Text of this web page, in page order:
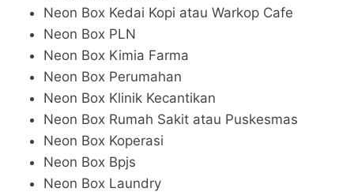
Neon Box Kedai Kopi atau Warkop Cafe
Neon Box PLN
Neon Box Kimia Farma
Neon Box Perumahan
Neon Box Klinik Kecantikan
Neon Box Rumah Sakit atau Puskesmas
Neon Box Koperasi
Neon Box Bpjs
Neon Box Laundry